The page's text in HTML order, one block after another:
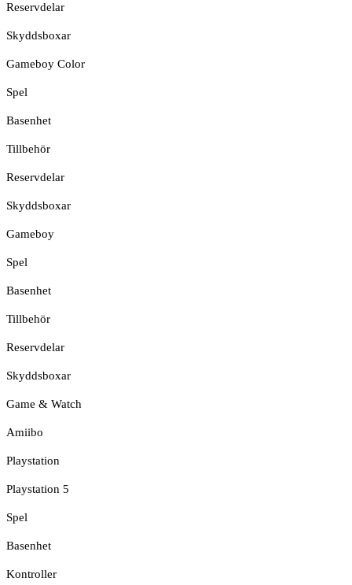
Reservdelar
Skyddsboxar
Gameboy Color
Spel
Basenhet
Tillbehör
Reservdelar
Skyddsboxar
Gameboy
Spel
Basenhet
Tillbehör
Reservdelar
Skyddsboxar
Game & Watch
Amiibo
Playstation
Playstation 5
Spel
Basenhet
Kontroller